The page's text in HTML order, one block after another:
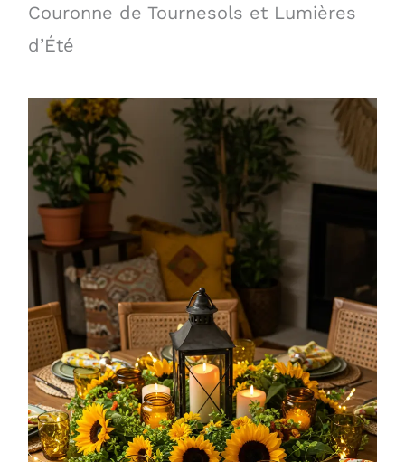
Couronne de Tournesols et Lumières
d’Été